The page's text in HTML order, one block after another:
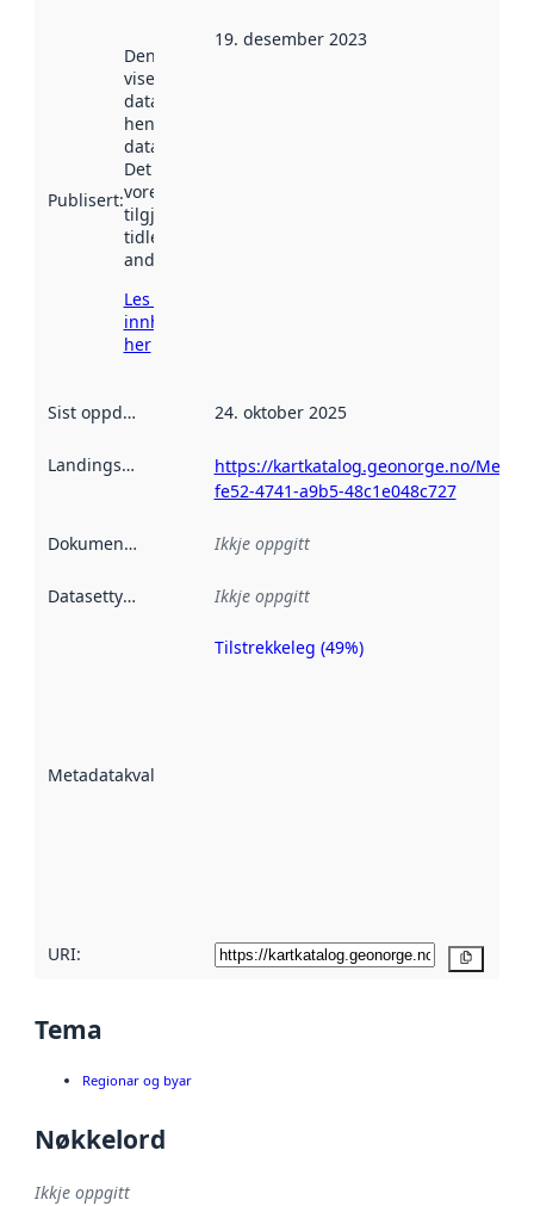
Publisert:
Denne datoen
viser når
datasettet vart
henta inn av
data.norge.no.
Det kan ha
vore
tilgjengeleg
tidlegare
andre stader.
Les meir om
innhenting
her
19. desember 2023
Sist oppdatert 24. oktober 2025
Landingsside
https://kartkatalog.geonorge.no/
fe52-4741-a9b5-48c1e048c727
Dokumentasjon Ikkje oppgitt
Datasettype Ikkje oppgitt
Metadatakvalitet
Metadatakvalitet
Tilstrekkeleg (49%)
URI:
Tema
Regionar og byar
Nøkkelord
Ikkje oppgitt